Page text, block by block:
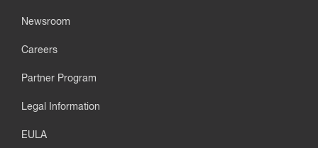
Newsroom
Careers
Partner Program
Legal Information
EULA